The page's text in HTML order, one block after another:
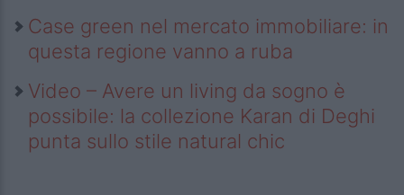
Case green nel mercato immobiliare: in
questa regione vanno a ruba
Video – Avere un living da sogno è
possibile: la collezione Karan di Deghi
punta sullo stile natural chic